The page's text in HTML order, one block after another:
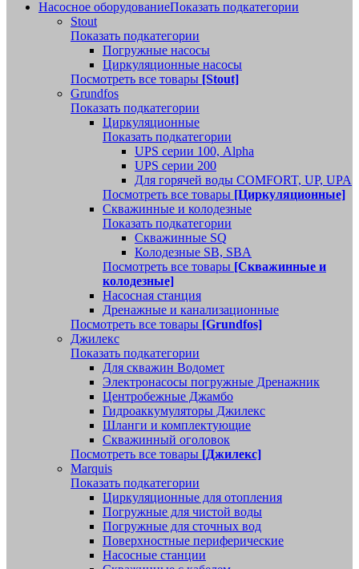
Насосное оборудованиеПоказать подкатегории
Stout
Показать подкатегории
Погружные насосы
Циркуляционные насосы
Посмотреть все товары [Stout]
Grundfos
Показать подкатегории
Циркуляционные
Показать подкатегории
UPS серии 100, Alpha
UPS серии 200
Для горячей воды COMFORT, UP, UPA
Посмотреть все товары [Циркуляционные]
Скважинные и колодезные
Показать подкатегории
Скважинные SQ
Колодезные SB, SBA
Посмотреть все товары [Скважинные и
колодезные]
Насосная станция
Дренажные и канализационные
Посмотреть все товары [Grundfos]
Джилекс
Показать подкатегории
Для скважин Водомет
Электронасосы погружные Дренажник
Центробежные Джамбо
Гидроаккумуляторы Джилекс
Шланги и комплектующие
Скважинный оголовок
Посмотреть все товары [Джилекс]
Marquis
Показать подкатегории
Циркуляционные для отопления
Погружные для чистой воды
Погружные для сточных вод
Поверхностные периферические
Насосные станции